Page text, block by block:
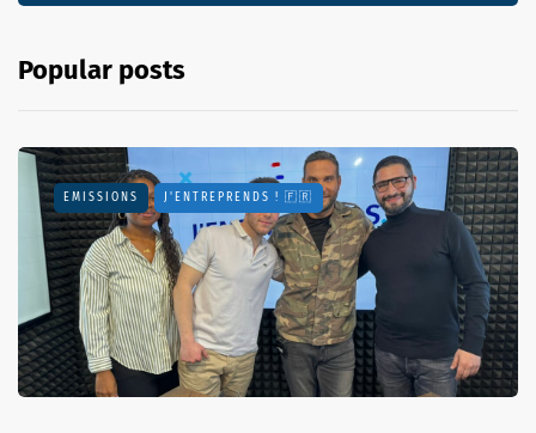
Popular posts
EMISSIONS J'ENTREPRENDS ! 🇫🇷